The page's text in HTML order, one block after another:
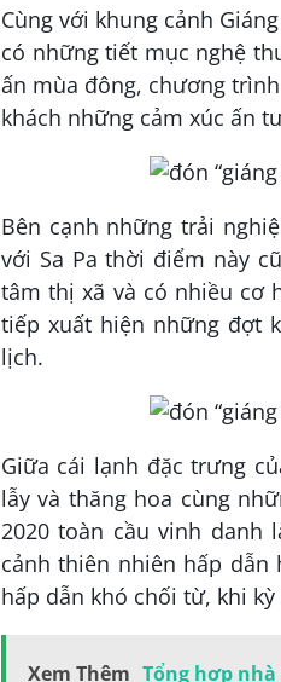
Cùng với khung cảnh
có những tiết mục nghệ
ấn mùa đông, chương
khách những cảm xúc ấn
Bên cạnh những trải
với Sa Pa thời điểm này
tâm thị xã và có nhiều cơ
tiếp xuất hiện những đợt
lịch.
Giữa cái lạnh đặc trưng
lẫy và thăng hoa cùng
2020 toàn cầu vinh danh
cảnh thiên nhiên hấp
hấp dẫn khó chối từ, khi
Xem Thêm Tổng hợp nhà